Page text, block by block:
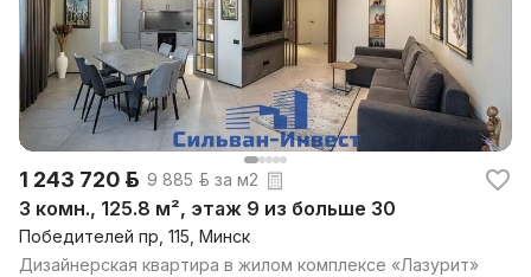
1 243 720 р. 9 885 р. за м2
3 комн., 125.8 м², этаж 9 из больше 30
Победителей пр, 115, Минск
Дизайнерская квартира в жилом комплексе «Лазурит»